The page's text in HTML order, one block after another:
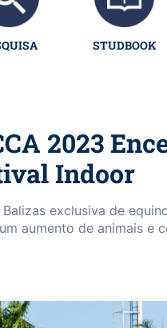
STUDBOOK
2023
Indoor
exclusiva de
aumento de animais e